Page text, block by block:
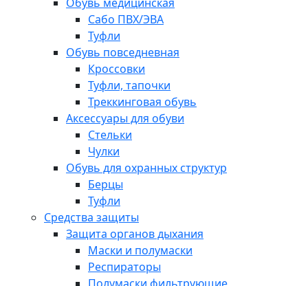
Сабо ПВХ/ЭВА
Туфли
Обувь повседневная
Кроссовки
Туфли, тапочки
Треккинговая обувь
Аксессуары для обуви
Стельки
Чулки
Обувь для охранных структур
Берцы
Туфли
Средства защиты
Защита органов дыхания
Маски и полумаски
Респираторы